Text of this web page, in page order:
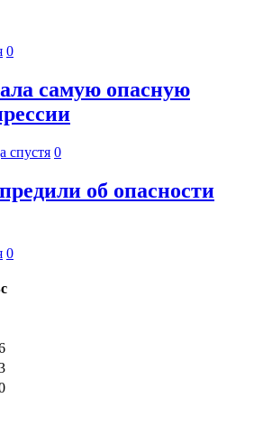
0
самую опасную
спустя 0
об опасности
0